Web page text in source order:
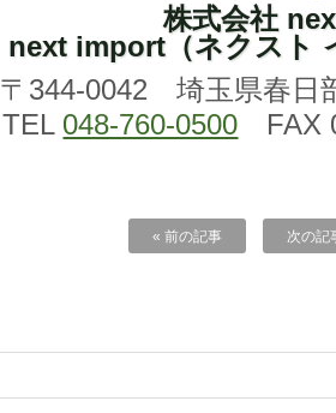
株式会社
next import（ネクスト
〒344-0042 埼玉県春日
TEL 048-760-0500 FAX
« 前の記事 次の記